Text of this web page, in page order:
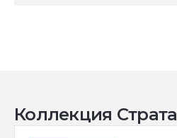
Коллекция Страта